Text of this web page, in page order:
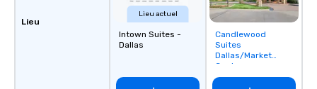
Lieu
Lieu actuel
Intown Suites -
Dallas
Removed from
favorites
Candlewood
Suites
Dallas/Market
Center